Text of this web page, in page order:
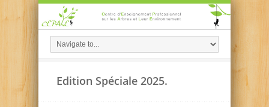
Edition Spéciale 2025.